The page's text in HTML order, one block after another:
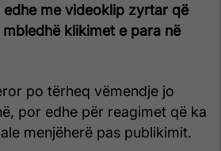
edhe me videoklip zyrtar që
klikimet e para në
po tërheq vëmendje jo
por edhe për reagimet që ka
menjëherë pas publikimit.